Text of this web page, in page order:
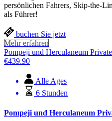
persönlichen Fahrers, Skip-the-
als Führer!
buchen Sie jetzt
Mehr erfahren
Pompeji und Herculaneum
€439.90
Alle Ages
6 Stunden
Pompeji und Herculaneum